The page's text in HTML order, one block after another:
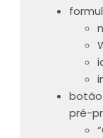
botão
pré-